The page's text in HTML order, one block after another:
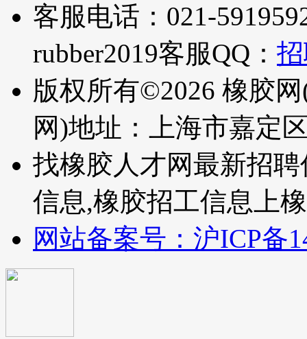
客服电话：021-
rubber2019客服QQ：
版权所有©2026 橡胶
网)地址：上海市嘉定
找橡胶人才网最新招聘
信息,橡胶招工信息上
网站备案号：沪ICP备